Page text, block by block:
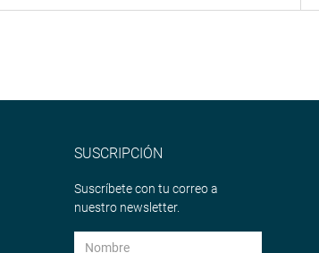
SUSCRIPCIÓN
Suscríbete con tu correo a
nuestro newsletter.